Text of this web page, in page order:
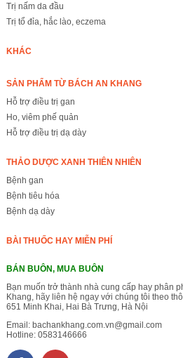
Trị nấm da đầu
Trị tổ đỉa, hắc lào, eczema
KHÁC
SẢN PHẨM TỪ BÁCH AN KHANG
Hỗ trợ điều trị gan
Ho, viêm phế quản
Hỗ trợ điều trị dạ dày
THẢO DƯỢC XANH THIÊN NHIÊN
Bệnh gan
Bệnh tiêu hóa
Bệnh dạ dày
BÀI THUỐC HAY MIỄN PHÍ
BÁN BUÔN, MUA BUÔN
Bạn muốn trở thành nhà cung cấp hay phân
Khang, hãy liên hệ ngay với chúng tôi theo
651 Minh Khai, Hai Bà Trưng, Hà Nội
Email: bachankhang.com.vn@gmail.com
Hotline: 0583146666